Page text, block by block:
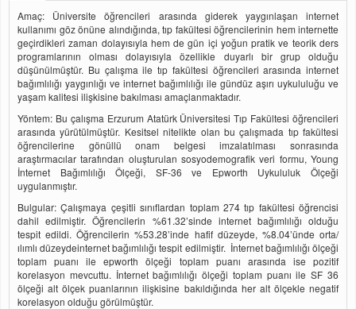
Amaç: Üniversite öğrencileri arasında giderek yaygınlaşan internet
kullanımı göz önüne alındığında, tıp fakültesi öğrencilerinin hem internette
geçirdikleri zaman dolayısıyla hem de gün içi yoğun pratik ve teorik ders
programlarının olması dolayısıyla özellikle duyarlı bir grup olduğu
düşünülmüştür. Bu çalışma ile tıp fakültesi öğrencileri arasında internet
bağımlılığı yaygınlığı ve internet bağımlılığı ile gündüz aşırı uykululuğu ve
yaşam kalitesi ilişkisine bakılması amaçlanmaktadır.
Yöntem: Bu çalışma Erzurum Atatürk Üniversitesi Tıp Fakültesi öğrencileri
arasında yürütülmüştür. Kesitsel nitelikte olan bu çalışmada tıp fakültesi
öğrencilerine gönüllü onam belgesi imzalatılması sonrasında
araştırmacılar tarafından oluşturulan sosyodemografik veri formu, Young
İnternet Bağımlılığı Ölçeği, SF-36 ve Epworth Uykululuk Ölçeği
uygulanmıştır.
Bulgular: Çalışmaya çeşitli sınıflardan toplam 274 tıp fakültesi öğrencisi
dahil edilmiştir. Öğrencilerin %61.32’sinde internet bağımlılığı olduğu
tespit edildi. Öğrencilerin %53.28’inde hafif düzeyde, %8.04’ünde orta/
ılımlı düzeydeinternet bağımlılığı tespit edilmiştir. İnternet bağımlılığı ölçeği
toplam puanı ile epworth ölçeği toplam puanı arasında ise pozitif
korelasyon mevcuttu. İnternet bağımlılığı ölçeği toplam puanı ile SF 36
ölçeği alt ölçek puanlarının ilişkisine bakıldığında her alt ölçekle negatif
korelasyon olduğu görülmüştür.